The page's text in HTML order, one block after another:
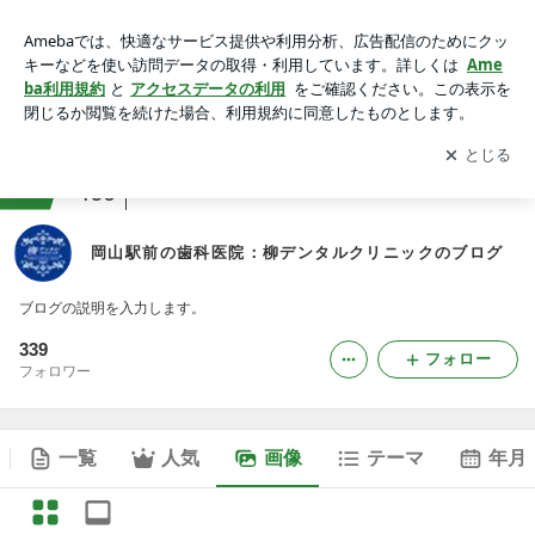
アプリをダウンロードして ブログの更新通知
を受け取りまし
ょう。
開く
460
岡山駅前の歯科医院：柳デンタルクリニックのブログ
ブログの説明を入力します。
339
フォロワー
フォロー
一覧 人気 画像 テーマ 年月